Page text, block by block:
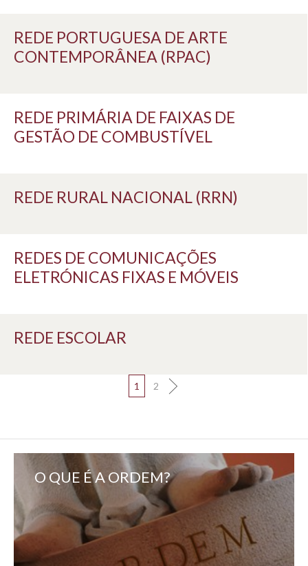
REDE PORTUGUESA DE ARTE
CONTEMPORÂNEA (RPAC)
REDE PRIMÁRIA DE FAIXAS DE
GESTÃO DE COMBUSTÍVEL
REDE RURAL NACIONAL (RRN)
REDES DE COMUNICAÇÕES
ELETRÓNICAS FIXAS E MÓVEIS
REDE ESCOLAR
1 2
O QUE É A ORDEM?